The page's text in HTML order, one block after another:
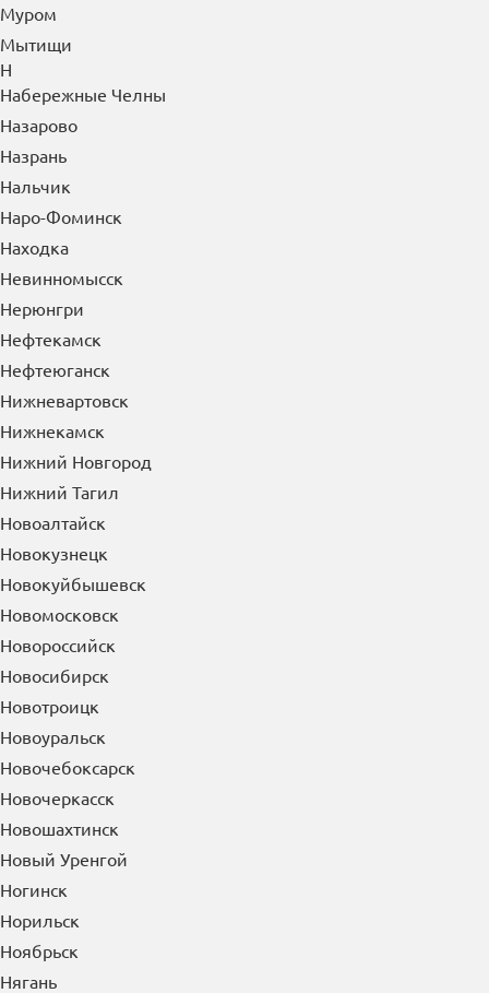
Муром
Мытищи
Н
Набережные Челны
Назарово
Назрань
Нальчик
Наро-Фоминск
Находка
Невинномысск
Нерюнгри
Нефтекамск
Нефтеюганск
Нижневартовск
Нижнекамск
Нижний Новгород
Нижний Тагил
Новоалтайск
Новокузнецк
Новокуйбышевск
Новомосковск
Новороссийск
Новосибирск
Новотроицк
Новоуральск
Новочебоксарск
Новочеркасск
Новошахтинск
Новый Уренгой
Ногинск
Норильск
Ноябрьск
Нягань